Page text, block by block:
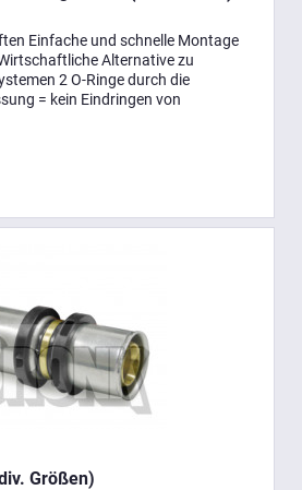
Einfache und schnelle Montage
Alternative zu
2 O-Ringe durch die
= kein Eindringen von
Größen)